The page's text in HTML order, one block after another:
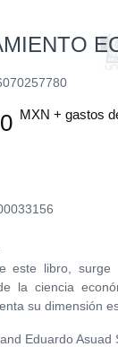
MXN + gastos
este libro,
la ciencia
su dimensión
Eduardo Asuad